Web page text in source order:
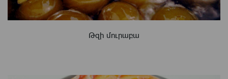
Թզի մուրաբա